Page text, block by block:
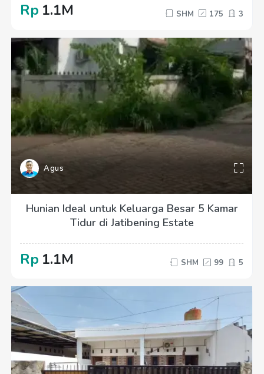
Rp 1.1M SHM 175 3
Agus
Hunian Ideal untuk Keluarga Besar 5 Kamar
Tidur di Jatibening Estate
Rp 1.1M SHM 99 5